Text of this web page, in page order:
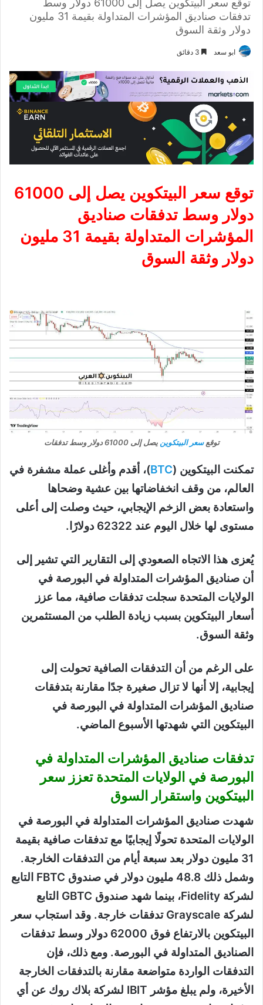
توقع سعر البيتكوين يصل إلى 61000 دولار وسط
تدفقات صناديق المؤشرات المتداولة بقيمة 31 مليون
دولار وثقة السوق
ابو سعد
توقع سعر البيتكوين يصل إلى 61000
دولار وسط تدفقات صناديق
المؤشرات المتداولة بقيمة 31 مليون
دولار وثقة السوق
توقعسعر البيتكوين يصل إلى 61000 دولار وسط تدفقات
تمكنت البيتكوين (BTC)، أقدم وأغلى عملة مشفرة في
العالم، من وقف انخفاضاتها بين عشية وضحاها
واستعادة بعض الزخم الإيجابي، حيث وصلت إلى أعلى
مستوى لها خلال اليوم عند 62322 دولارًا.
يُعزى هذا الاتجاه الصعودي إلى التقارير التي تشير إلى
أن صناديق المؤشرات المتداولة في البورصة في
الولايات المتحدة سجلت تدفقات صافية، مما عزز
أسعار البيتكوين بسبب زيادة الطلب من المستثمرين
وثقة السوق.
على الرغم من أن التدفقات الصافية تحولت إلى
إيجابية، إلا أنها لا تزال صغيرة جدًا مقارنة بتدفقات
صناديق المؤشرات المتداولة في البورصة في
البيتكوين التي شهدتها الأسبوع الماضي.
تدفقات صناديق المؤشرات المتداولة في
البورصة في الولايات المتحدة تعزز سعر
البيتكوين واستقرار السوق
شهدت صناديق المؤشرات المتداولة في البورصة في
الولايات المتحدة تحولًا إيجابيًا مع تدفقات صافية بقيمة
31 مليون دولار بعد سبعة أيام من التدفقات الخارجة.
وشمل ذلك 48.8 مليون دولار في صندوق FBTC التابع
لشركة Fidelity، بينما شهد صندوق GBTC التابع
لشركة Grayscale تدفقات خارجة. وقد استجاب سعر
البيتكوين بالارتفاع فوق 62000 دولار وسط تدفقات
الصناديق المتداولة في البورصة. ومع ذلك، فإن
التدفقات الواردة متواضعة مقارنة بالتدفقات الخارجة
الأخيرة، ولم يبلغ مؤشر IBIT لشركة بلاك روك عن أي